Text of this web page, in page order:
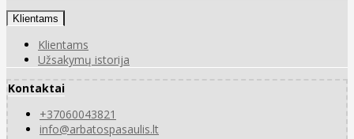
Klientams
Klientams
Užsakymų istorija
Kontaktai
+37060043821
info@arbatospasaulis.lt